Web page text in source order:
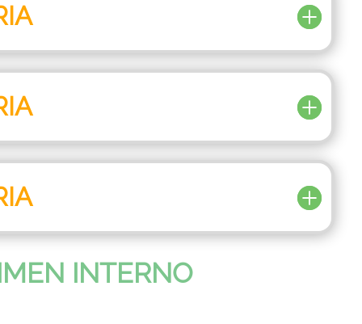
INTERNO